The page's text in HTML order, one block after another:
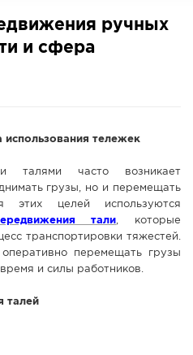
ручных
и сфера
использования тележек
талями часто возникает
грузы, но и перемещать
этих целей используются
тали, которые
транспортировки тяжестей.
перемещать грузы
и силы работников.
талей